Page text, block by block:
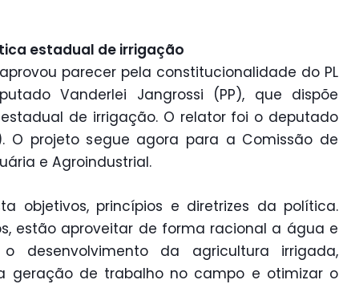
estadual de irrigação
aprovou parecer pela constitucionalidade do PL
Vanderlei Jangrossi (PP), que dispõe
de irrigação. O relator foi o deputado
O projeto segue agora para a Comissão de
e Agroindustrial.
objetivos, princípios e diretrizes da política.
estão aproveitar de forma racional a água e
desenvolvimento da agricultura irrigada,
geração de trabalho no campo e otimizar o